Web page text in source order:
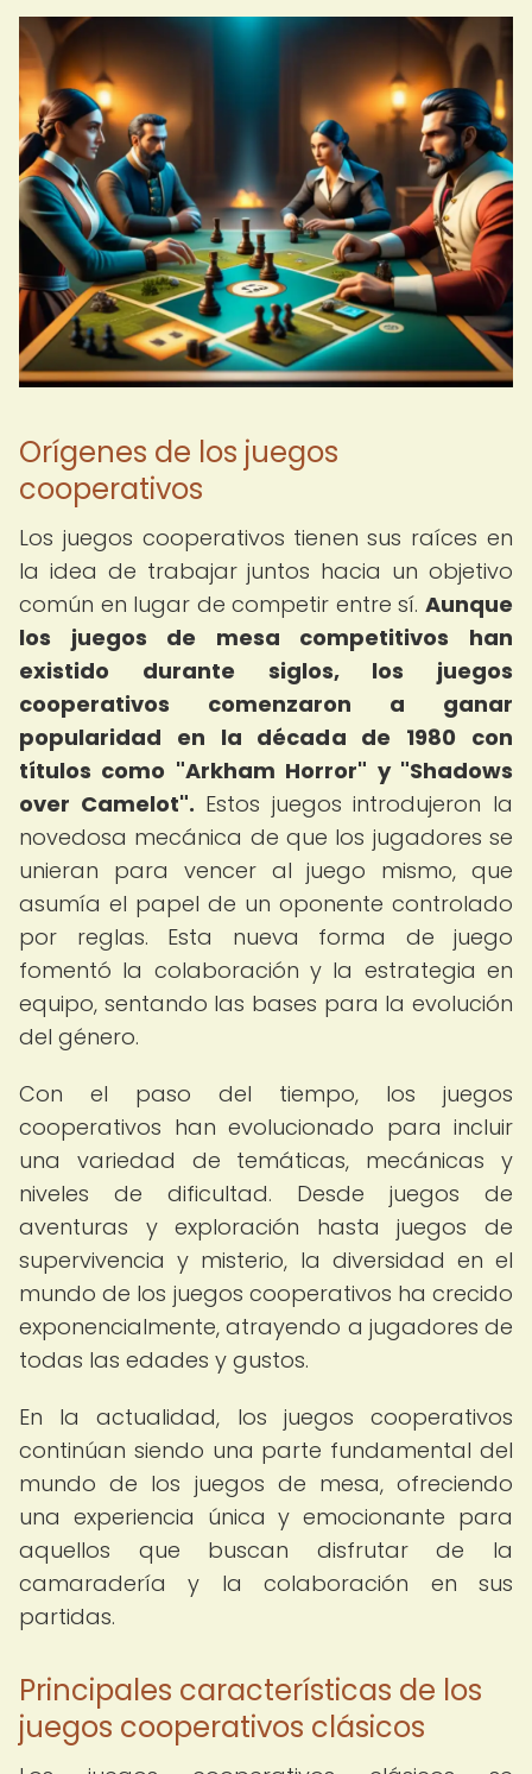
Orígenes de los juegos
cooperativos
Los juegos cooperativos tienen sus raíces en
la idea de trabajar juntos hacia un objetivo
común en lugar de competir entre sí. Aunque
los juegos de mesa competitivos han
existido durante siglos, los juegos
cooperativos comenzaron a ganar
popularidad en la década de 1980 con
títulos como "Arkham Horror" y "Shadows
over Camelot". Estos juegos introdujeron la
novedosa mecánica de que los jugadores se
unieran para vencer al juego mismo, que
asumía el papel de un oponente controlado
por reglas. Esta nueva forma de juego
fomentó la colaboración y la estrategia en
equipo, sentando las bases para la evolución
del género.
Con el paso del tiempo, los juegos
cooperativos han evolucionado para incluir
una variedad de temáticas, mecánicas y
niveles de dificultad. Desde juegos de
aventuras y exploración hasta juegos de
supervivencia y misterio, la diversidad en el
mundo de los juegos cooperativos ha crecido
exponencialmente, atrayendo a jugadores de
todas las edades y gustos.
En la actualidad, los juegos cooperativos
continúan siendo una parte fundamental del
mundo de los juegos de mesa, ofreciendo
una experiencia única y emocionante para
aquellos que buscan disfrutar de la
camaradería y la colaboración en sus
partidas.
Principales características de los
juegos cooperativos clásicos